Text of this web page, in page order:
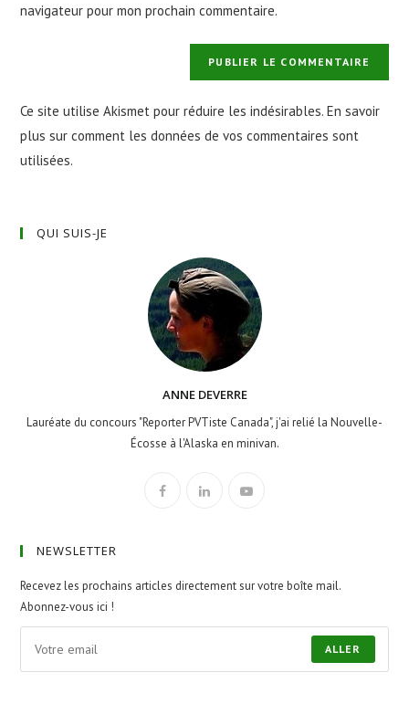
navigateur pour mon prochain commentaire.
Ce site utilise Akismet pour réduire les indésirables.En savoir
plus sur comment les données de vos commentaires sont
utilisées.
QUI SUIS-JE
ANNE DEVERRE
Lauréate du concours "Reporter PVTiste Canada", j'ai relié la Nouvelle-
Écosse à l'Alaska en minivan.
NEWSLETTER
Recevez les prochains articles directement sur votre boîte mail.
Abonnez-vous ici !
ALLER